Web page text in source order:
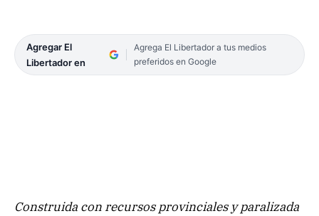
Agregar El
Libertador en
Agrega El Libertador a tus medios
preferidos en Google
Construida con recursos provinciales y paralizada